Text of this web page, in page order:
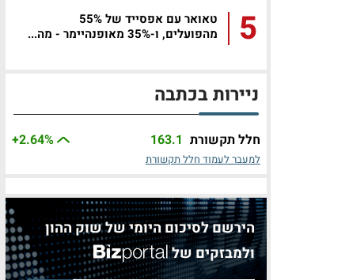
5
טאואר עם אפסייד של 55%
מהפועלים, ו-35% מאופנהיימר - מה...
ניירות בכתבה
חלל תקשורת 163.1
+2.64%
למעבר לעמוד חלל תקשורת
הירשם לסיכום היומי של שוק ההון
ולמבזקים של